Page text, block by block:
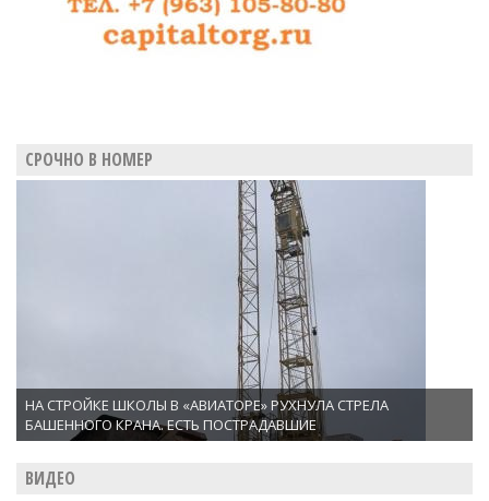
СРОЧНО В НОМЕР
НА СТРОЙКЕ ШКОЛЫ В «АВИАТОРЕ» РУХНУЛА СТРЕЛА
БАШЕННОГО КРАНА. ЕСТЬ ПОСТРАДАВШИЕ
ВИДЕО